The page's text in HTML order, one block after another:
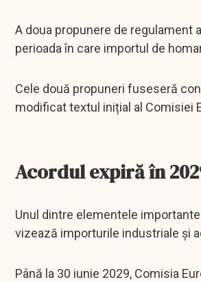
A doua propunere de regulament
perioada în care importul de
Cele două propuneri fuseseră
modificat textul inițial al Comisiei
Acordul expiră în
Unul dintre elementele
vizează importurile industriale și
Până la 30 iunie 2029, Comisia